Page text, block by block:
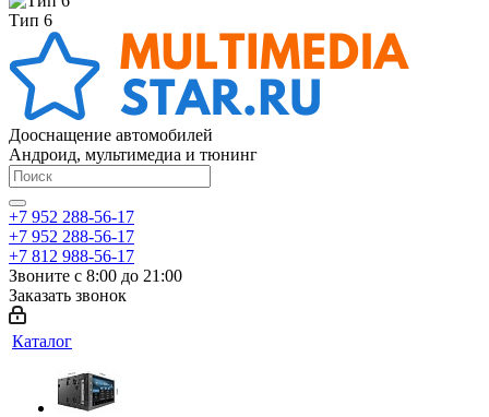
Тип 6
Дооснащение автомобилей
Андроид, мультимедиа и тюнинг
+7 952 288-56-17
+7 952 288-56-17
+7 812 988-56-17
Звоните с 8:00 до 21:00
Заказать звонок
Каталог